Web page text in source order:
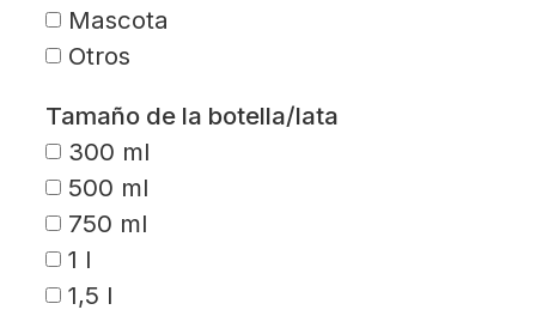
Mascota
Otros
Tamaño de la botella/lata
300 ml
500 ml
750 ml
1 l
1,5 l